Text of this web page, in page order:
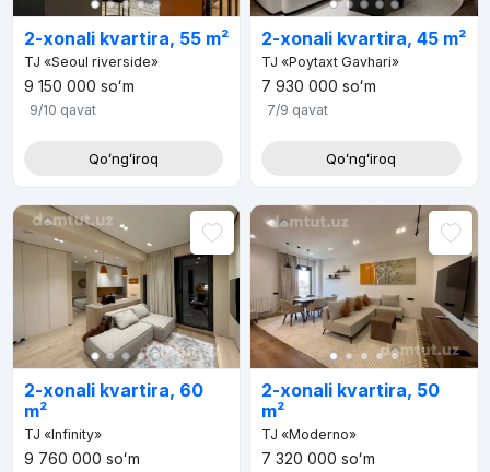
2-xonali kvartira, 55 m²
TJ «Seoul riverside»
9 150 000 soʻm
9/10 qavat
Qoʻngʻiroq
2-xonali kvartira, 45 m²
TJ «Poytaxt Gavhari»
7 930 000 soʻm
7/9 qavat
Qoʻngʻiroq
2-xonali kvartira, 60
m²
TJ «Infinity»
9 760 000 soʻm
2-xonali kvartira, 50
m²
TJ «Moderno»
7 320 000 soʻm